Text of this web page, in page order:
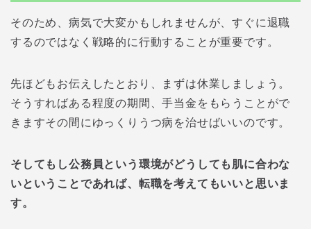
そのため、病気で大変かもしれませんが、すぐに退職
するのではなく戦略的に行動することが重要です。
先ほどもお伝えしたとおり、まずは休業しましょう。
そうすればある程度の期間、手当金をもらうことがで
きますその間にゆっくりうつ病を治せばいいのです。
そしてもし公務員という環境がどうしても肌に合わな
いということであれば、転職を考えてもいいと思いま
す。